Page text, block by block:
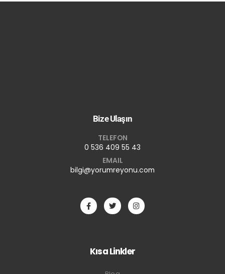
Bize Ulaşın
TELEFON
0 536 409 55 43
EMAIL
bilgi@yorumreyonu.com
Kısa Linkler